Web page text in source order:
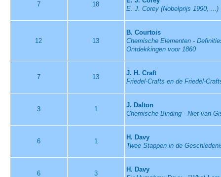
7 18
E. J. Corey (Nobelprijs 1990, ...)
12 13
B. Courtois
Chemische Elementen -
Ontdekkingen voor 1860
7 13
J. H. Craft
Friedel-Crafts en de Friedel-
3 1
J. Dalton
Chemische Binding - Niet van
6 1
H. Davy
Twee Stappen in de
6 3
H. Davy